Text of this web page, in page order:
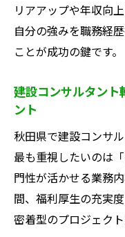
な実態
官公庁案件
事内容
アップ体制
建設コンサ
較ポイント
理想の建設
断基準
リアアップや年収向
自分の強みを職務経
ことが成功の鍵です。
建設コンサルタント
ント
秋田県で建設コンサ
最も重視したいのは
門性が活かせる業務
間、福利厚生の充実
密着型のプロジェク